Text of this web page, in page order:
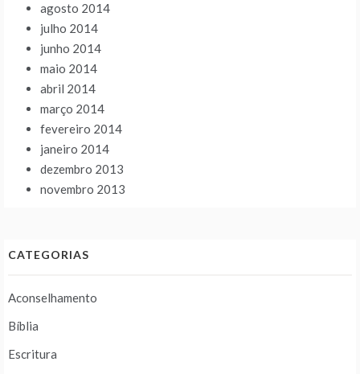
agosto 2014
julho 2014
junho 2014
maio 2014
abril 2014
março 2014
fevereiro 2014
janeiro 2014
dezembro 2013
novembro 2013
CATEGORIAS
Aconselhamento
Bíblia
Escritura